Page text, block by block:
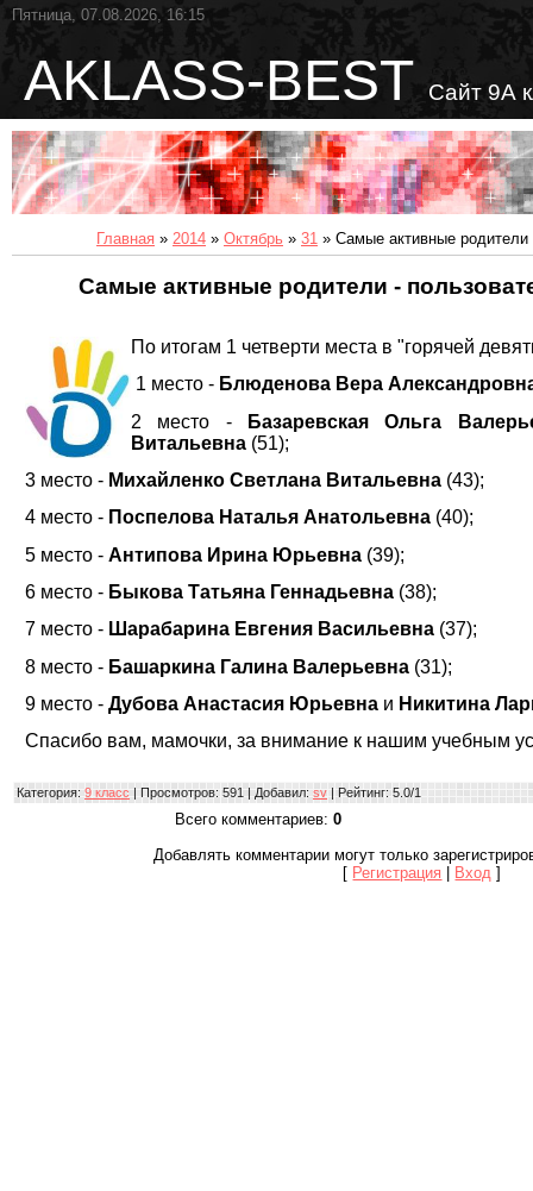
Пятница, 07.08.2026, 16:15
AKLASS-BEST Сайт 9А
Главная » 2014 » Октябрь » 31 » Самые активные родители
Самые активные родители -
По итогам 1 четверти места в "горячей
1 место - Блюденова Вера
2 место -
Базаревская Ольга
Витальевна (51);
3 место - Михайленко Светлана Витальевна (43);
4 место - Поспелова Наталья Анатольевна (40);
5 место - Антипова Ирина Юрьевна (39);
6 место - Быкова Татьяна Геннадьевна (38);
7 место - Шарабарина Евгения Васильевна (37);
8 место - Башаркина Галина Валерьевна (31);
9 место - Дубова Анастасия Юрьевна и Никитина
Спасибо вам, мамочки, за внимание к нашим учебным
Категория: 9 класс | Просмотров: 591 | Добавил: sv | Рейтинг: 5.0/1
Всего комментариев: 0
Добавлять комментарии могут только
[ Регистрация Вход ]